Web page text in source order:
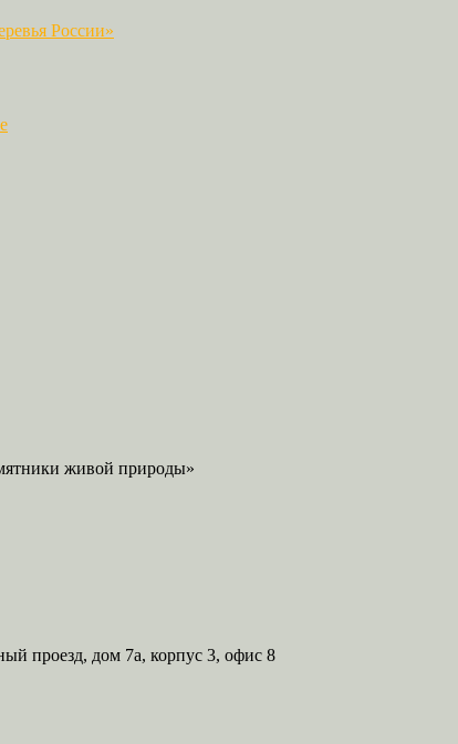
проезд, дом 7а, корпус 3, офис 8